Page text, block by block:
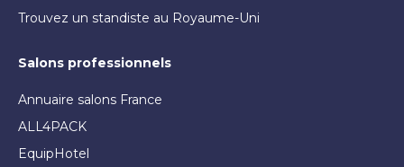
Trouvez un standiste au Royaume-Uni
Salons professionnels
Annuaire salons France
ALL4PACK
EquipHotel